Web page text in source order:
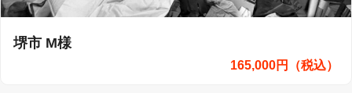
堺市 M様
165,000円（税込）